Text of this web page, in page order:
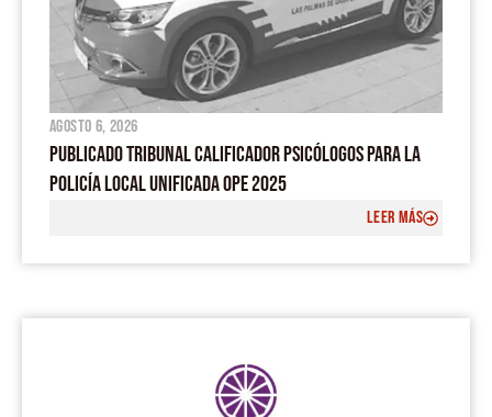
agosto 6, 2026
PUBLICADO TRIBUNAL CALIFICADOR PSICÓLOGOS PARA LA
POLICÍA LOCAL UNIFICADA OPE 2025
LEER MÁS